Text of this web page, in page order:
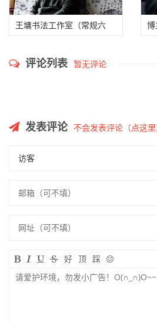
王墉书法工作室（常规六
评论列表 暂无评论
发表评论 不会发表评论（点这里
好 顶 踩